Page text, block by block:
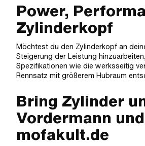
Power,
Zylinderkopf
Möchtest du den Zylinderkopf an
Steigerung der Leistung
Spezifikationen wie die werksseitig
Rennsatz mit größerem Hubraum
Bring Zylinder
Vordermann
mofakult.de